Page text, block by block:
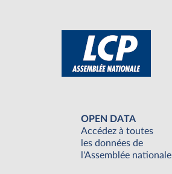
OPEN DATA
Accédez à toutes
les données de
l'Assemblée nationale